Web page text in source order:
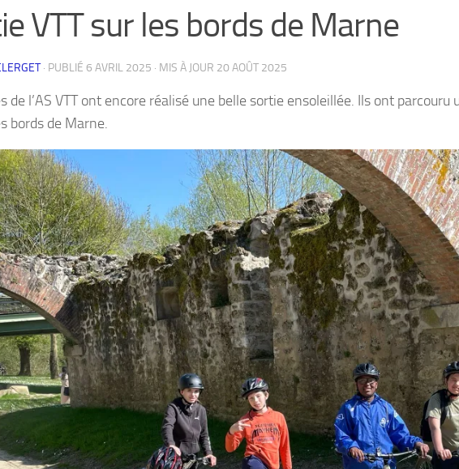
VTT sur les bords de Marne
· PUBLIÉ 6 AVRIL 2025 · MIS À JOUR 20 AOÛT 2025
de l’AS VTT ont encore réalisé une belle sortie ensoleillée. Ils ont
bords de Marne.